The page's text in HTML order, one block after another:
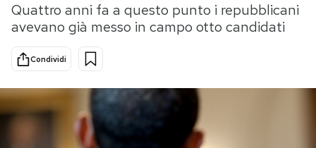
Tecnologia
Internet
Scienza
Cultura
Economia
Sport
Storie/Idee
Ok Boomer!
Altrecose
Quattro anni fa a questo punto i repubblicani
avevano già messo in campo otto candidati
Condividi